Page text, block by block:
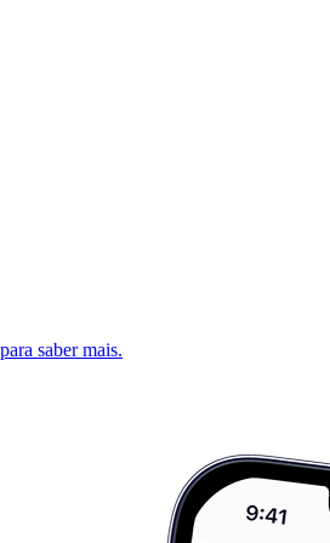
saber mais.